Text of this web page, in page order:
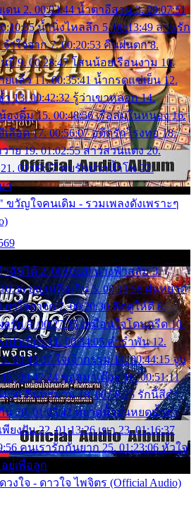
ดน 2. 00:03:44 น้ำตาอีสาน 3. 00:07:51
น้ำนิ่งไหลลึก 5. 00:13:49 ลานรัก
จำใจจาก 7. 00:20:53 คืนฝนตก 8.
ยี่ 9. 00:28:47 โสนน้อยเรือนงาม 10.
แล้ว 11. 00:35:41 น้ำกรดแช่เย็น 12.
13. 00:42:32 รู้ว่าเขาหลอก 14.
องติ๋ม 15. 00:48:56 เรือล่มในหนอง 16.
ลือด 17. 00:56:07 อดีตรักโรงทอ 18.
าย 19. 01:02:55 สาวสวนแตง 20.
01:09:27 พบรักปากน้ำโพ 22.
า
วัญใจคนเดิม - รวมเพลงดังเพราะๆ
ำฉันได้ 2. 00:03:20 นางฟ้าสลัม 3.
บุญเหลือเกิน 5. 00:13:58 ฝนหยาด
ยาใจยาจก 7. 00:20:30 คิดดูให้ดี 8.
ลรัก 9. 00:27:35 เหมือนใจโดนกรีด 10.
ปาเปียว 11. 00:34:05 คำรำพัน 12.
00:40:37 ใจเจ้ากรรม 14. 00:44:15 จูบ
00:47:24 ขอสูมาเต๊อะ 16. 00:51:11
คืนทรมาน 18. 00:58:25 รักนี้สีดำ
กิน 20. 01:05:42 หยาดน้ำฝนหยดน้ำตา
ยงฝัน 22. 01:13:26 เขา 23. 01:16:37
คนเรารักกันยาก 25. 01:23:06 หัวใจ
อยู่เพื่อลูก
วงใจ - ดาวใจ ไพจิตร (Official Audio)